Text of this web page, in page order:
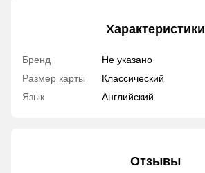
Характеристики
Бренд
Не указано
Размер карты
Классический
Язык
Английский
Отзывы